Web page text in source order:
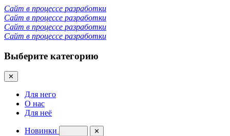
Сайт в процессе разработки
Сайт в процессе разработки
Сайт в процессе разработки
Сайт в процессе разработки
Выберите категорию
✕
Для него
О нас
Для неё
Новинки ✕